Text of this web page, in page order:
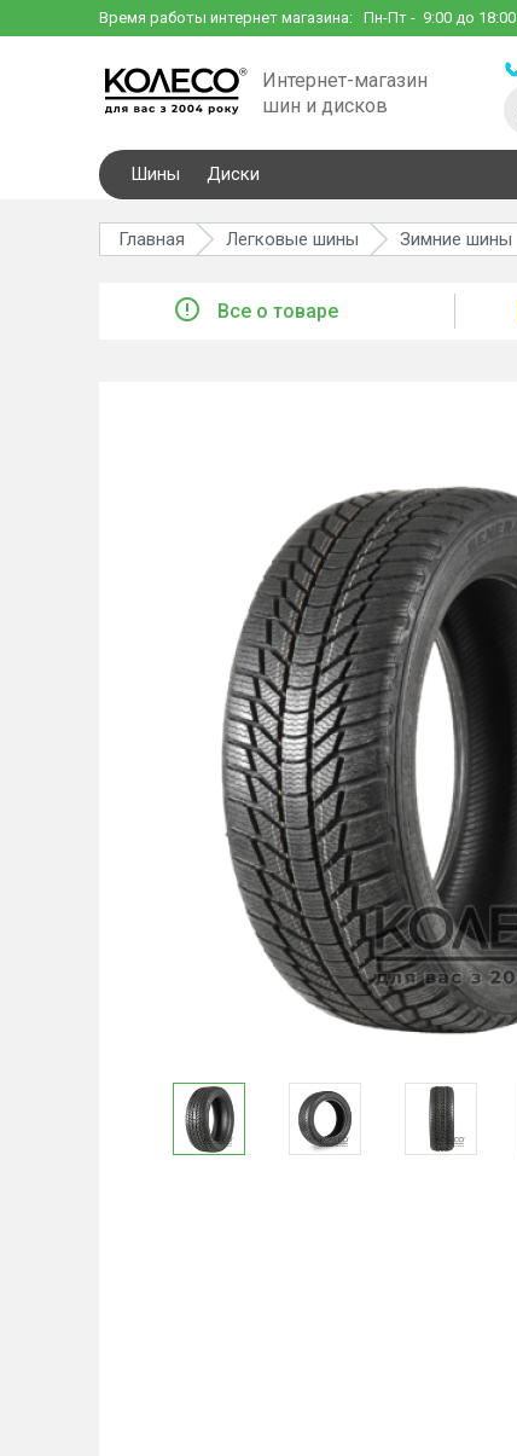
Время работы интернет магазина: Пн-Пт - 9:00 до 18:00
Интернет-магазин
шин и дисков
Шины Диски
Главная Легковые шины Зимние шины
Все о товаре